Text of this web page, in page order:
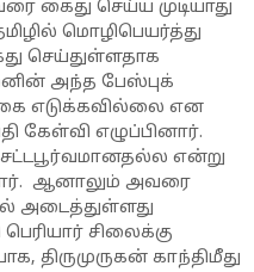
கைது செய்ய முடியாது
மொழிபெயர்த்து
செய்துள்ளதாக
அந்த பேஸ்புக்
எடுக்கவில்லை என
கேள்வி எழுப்பினார்.
சட்டபூர்வமானதல்ல என்று
ஆனாலும் அவ‍ரை
அடைத்துள்ளது
சிலைக்கு
திருமுருகன் காந்திமீது